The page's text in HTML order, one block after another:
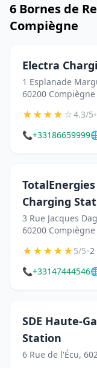
6 Bornes de
Compiègne
Electra
1 Esplanade
60200 Compiègne
★★★★☆4.3/5•
📞+33186659999
TotalEnergies
Charging
3 Rue Jacques
60200 Compiègne
★★★★★5/5•2
📞+33147444546
SDE Haute-
Station
6 Rue de l'Écu,